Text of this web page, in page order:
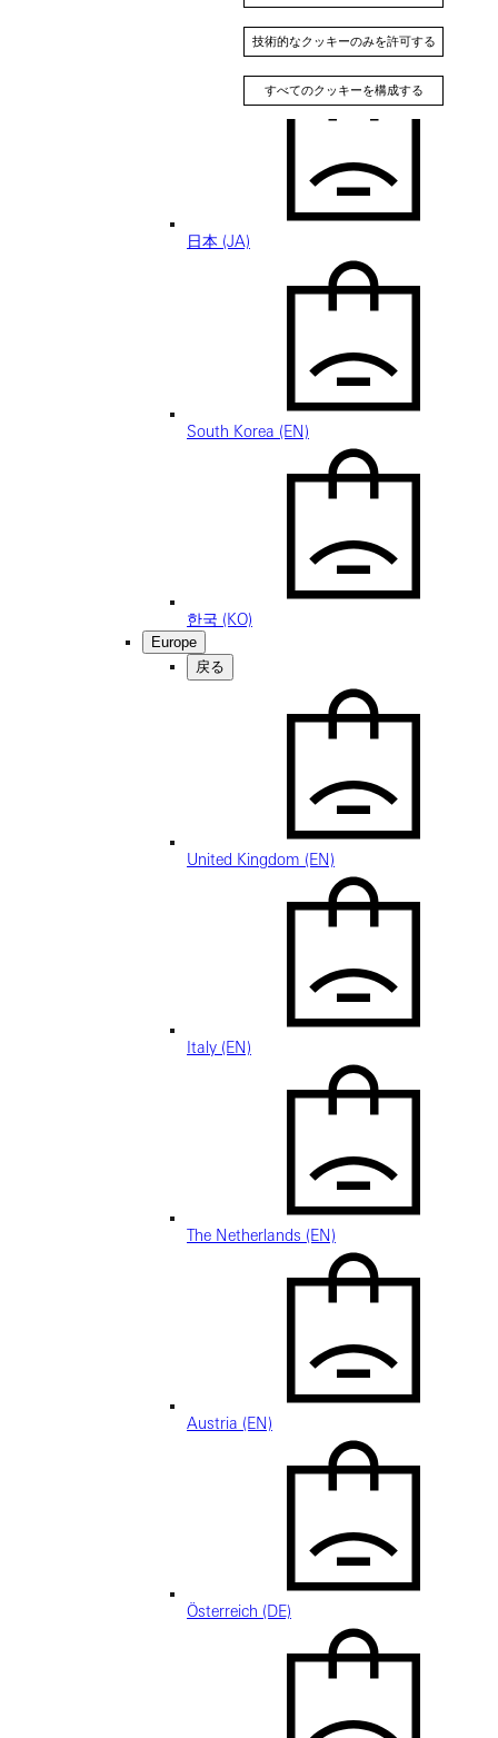
Japan (EN)
日本 (JA)
South Korea (EN)
한국 (KO)
Europe
戻る
United Kingdom (EN)
Italy (EN)
The Netherlands (EN)
Austria (EN)
Österreich (DE)
技術的なクッキーのみを許可する
すべてのクッキーを構成する